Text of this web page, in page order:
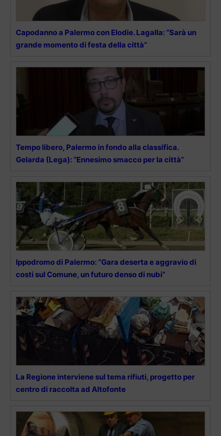
Capodanno a Palermo con Elodie. Lagalla: “Sarà un
grande momento di festa della città”
Tempo libero, Palermo in fondo alla classifica.
Gelarda (Lega): “Ennesimo smacco per la città”
Ippodromo di Palermo: “Gara deserta e aggravio di
costi sul Comune, un futuro denso di nubi”
La Regione interviene sul tema rifiuti, progetto per
centro di raccolta ad Altofonte